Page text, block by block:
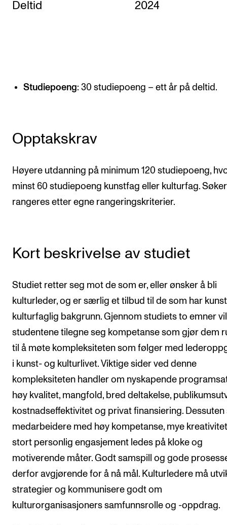
Interne konserter og arrangementer
PRAKTISK
Canvas
IT og digitale tjenester
Sibelius – Notation Software
Si ifra!
Betalte spilleoppdrag
Utveksling og reiser
Velferd og helse
Mangfold og likestilling
AKTUELT
Arrangementer
Nyheter for studenter
Etter noter nyhetsbrev
KONTAKTER
Deltid 2024
Studiepoeng: 30 studiepoeng – ett år på deltid.
Opptakskrav
Høyere utdanning på minimum 120 studiepoeng,
minst 60 studiepoeng kunstfag eller kulturfag.
rangeres etter egne rangeringskriterier.
Kort beskrivelse av studiet
Studiet retter seg mot de som er, eller ønsker å bli
kulturleder, og er særlig et tilbud til de som har
kulturfaglig bakgrunn. Gjennom studiets to emner vil
studentene tilegne seg kompetanse som gjør dem
til å møte kompleksiteten som følger med
i kunst- og kulturlivet. Viktige sider ved denne
kompleksiteten handler om nyskapende
høy kvalitet, mangfold, bred deltakelse,
kostnadseffektivitet og privat finansiering. Dessuten
medarbeidere med høy kompetanse, mye
stort personlig engasjement ledes på kloke og
motiverende måter. Godt samspill og gode
derfor avgjørende for å nå mål. Kulturledere må
strategier og kommunisere godt om
kulturorganisasjoners samfunnsrolle og -oppdrag.